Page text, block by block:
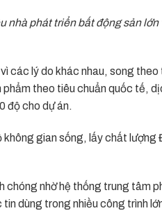
nhà phát triển bất động sản
các lý do khác nhau, song
theo tiêu chuẩn quốc tế,
độ cho dự án.
gian sống, lấy chất
chóng nhờ hệ thống trung tâm
dùng trong nhiều công trình